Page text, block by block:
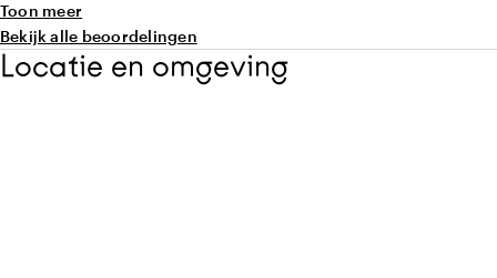
meedenkt en al onze wensen had vastgelegd. Een jaar later
was het dan zo ver, we voltrokken de ceremonie in het net
gerenoveerde tuin en dat voelde zo onwerkelijk. Dank aan
Toon meer
Bekijk alle beoordelingen
Locatie en omgeving